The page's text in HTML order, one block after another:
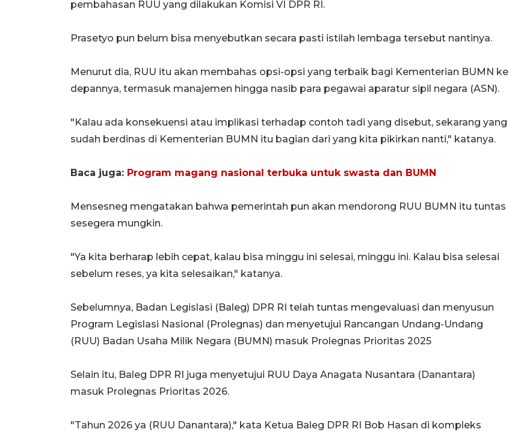
pembahasan RUU yang dilakukan Komisi VI DPR RI.
Prasetyo pun belum bisa menyebutkan secara pasti istilah lembaga tersebut nantinya.
Menurut dia, RUU itu akan membahas opsi-opsi yang terbaik bagi Kementerian BUMN ke
depannya, termasuk manajemen hingga nasib para pegawai aparatur sipil negara (ASN).
"Kalau ada konsekuensi atau implikasi terhadap contoh tadi yang disebut, sekarang yang
sudah berdinas di Kementerian BUMN itu bagian dari yang kita pikirkan nanti," katanya.
Baca juga: Program magang nasional terbuka untuk swasta dan BUMN
Mensesneg mengatakan bahwa pemerintah pun akan mendorong RUU BUMN itu tuntas
sesegera mungkin.
"Ya kita berharap lebih cepat, kalau bisa minggu ini selesai, minggu ini. Kalau bisa selesai
sebelum reses, ya kita selesaikan," katanya.
Sebelumnya, Badan Legislasi (Baleg) DPR RI telah tuntas mengevaluasi dan menyusun
Program Legislasi Nasional (Prolegnas) dan menyetujui Rancangan Undang-Undang
(RUU) Badan Usaha Milik Negara (BUMN) masuk Prolegnas Prioritas 2025
Selain itu, Baleg DPR RI juga menyetujui RUU Daya Anagata Nusantara (Danantara)
masuk Prolegnas Prioritas 2026.
"Tahun 2026 ya (RUU Danantara)," kata Ketua Baleg DPR RI Bob Hasan di kompleks